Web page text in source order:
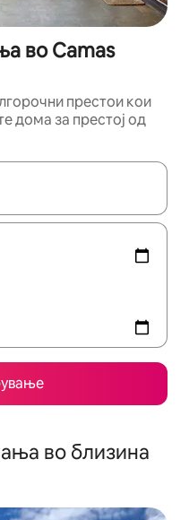
во Camas
престои кои
дома за престој од
движете се со копчињата
во близина